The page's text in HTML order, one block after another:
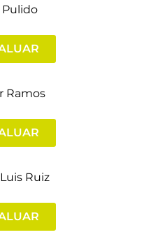
Pulido
Ramos
Ruiz